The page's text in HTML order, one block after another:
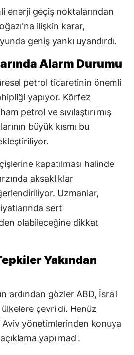
enerji geçiş noktalarından
ilişkin karar,
geniş yankı uyandırdı.
Alarm Durumu
petrol ticaretinin önemli
yapıyor. Körfez
petrol ve sıvılaştırılmış
büyük kısmı bu
kapatılması halinde
aksaklıklar
Uzmanlar,
sert
olabileceğine dikkat
Yakından
ardından gözler ABD, İsrail
çevrildi. Henüz
yönetimlerinden konuya
yapılmadı.